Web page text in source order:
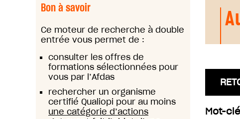
Bon à savoir
Ce moteur de recherche à double
entrée vous permet de :
consulter les offres de
formations sélectionnées pour
vous par l’Afdas
rechercher un organisme
certifié Qualiopi pour au moins
une catégorie d’actions
Mot-